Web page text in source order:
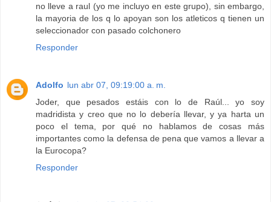
no lleve a raul (yo me incluyo en este grupo), sin embargo,
la mayoria de los q lo apoyan son los atleticos q tienen un
seleccionador con pasado colchonero
Responder
Adolfo lun abr 07, 09:19:00 a. m.
Joder, que pesados estáis con lo de Raúl... yo soy
madridista y creo que no lo debería llevar, y ya harta un
poco el tema, por qué no hablamos de cosas más
importantes como la defensa de pena que vamos a llevar a
la Eurocopa?
Responder